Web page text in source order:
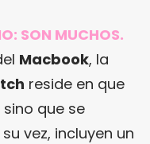
SON MUCHOS.
Macbook, la
reside en que
que se
vez, incluyen un